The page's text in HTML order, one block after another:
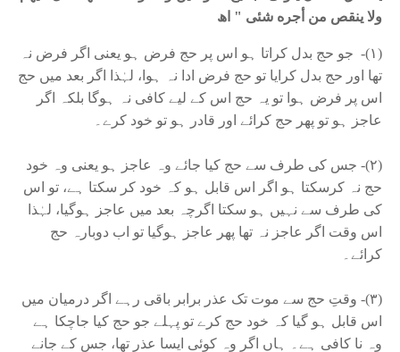
ولا ينقص من أجره شئى " اھ
(١)- جو حج بدل کراتا ہو اس پر حج فرض ہو یعنی اگر فرض نہ
تھا اور حج بدل کرایا تو حج فرض ادا نہ ہوا، لہٰذا اگر بعد میں حج
اس پر فرض ہوا تو یہ حج اس کے لیے کافی نہ ہوگا بلکہ اگر
عاجز ہو تو پھر حج کرائے اور قادر ہو تو خود کرے۔
(٢)- جس کی طرف سے حج کیا جائے وہ عاجز ہو یعنی وہ خود
حج نہ کرسکتا ہو اگر اس قابل ہو کہ خود کر سکتا ہے، تو اس
کی طرف سے نہیں ہو سکتا اگرچہ بعد میں عاجز ہوگیا، لہٰذا
اس وقت اگر عاجز نہ تھا پھر عاجز ہوگیا تو اب دوبارہ حج
کرائے۔
(٣)- وقتِ حج سے موت تک عذر برابر باقی رہے اگر درمیان میں
اس قابل ہو گیا کہ خود حج کرے تو پہلے جو حج کیا جاچکا ہے
وہ نا کافی ہے۔ ہاں اگر وہ کوئی ایسا عذر تھا، جس کے جانے